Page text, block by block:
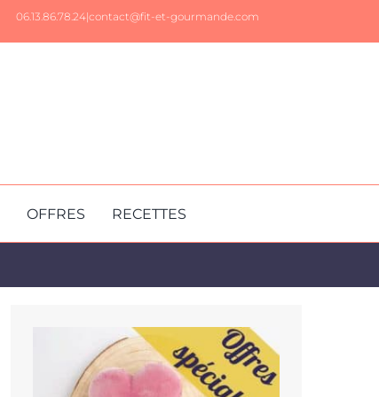
06.13.86.78.24|contact@fit-et-gourmande.com
OFFRES RECETTES